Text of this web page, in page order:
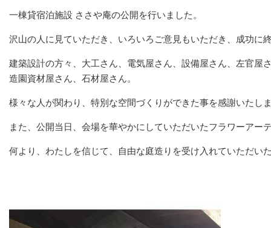
一棟貸宿泊施設 ささや庵の公開を行いました。
沢山の人に見ていただき、いろいろご意見もいただき、成功に
建築設計の方々、大工さん、電気屋さん、設備屋さん、左官屋
造園資材屋さん、石材屋さん。
様々な人が関わり、特別な空間づくりができた事を感謝いたし
また、公開当日、会場を華やかにしていただいたフラワーア
何より、わたしを信じて、自由な庭造りを受け入れていただい